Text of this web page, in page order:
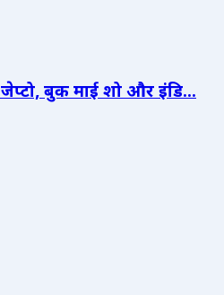
बुक माई शो और इंडि...